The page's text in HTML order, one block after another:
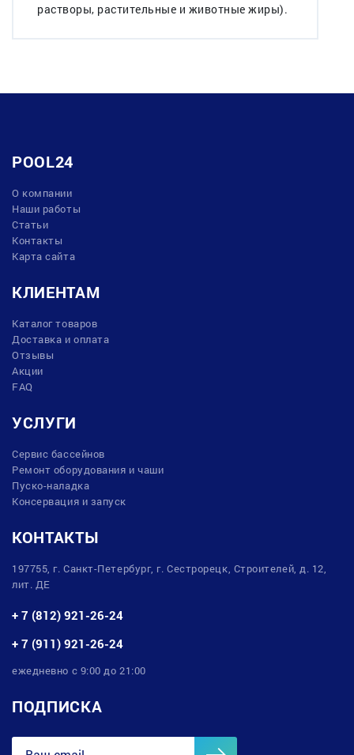
растворы, растительные и животные жиры).
POOL24
О компании
Наши работы
Статьи
Контакты
Карта сайта
КЛИЕНТАМ
Каталог товаров
Доставка и оплата
Отзывы
Акции
FAQ
УСЛУГИ
Сервис бассейнов
Ремонт оборудования и чаши
Пуско-наладка
Консервация и запуск
КОНТАКТЫ
197755, г. Санкт-Петербург, г. Сестрорецк, Строителей, д. 12,
лит. ДЕ
+ 7 (812) 921-26-24
+ 7 (911) 921-26-24
ежедневно с 9:00 до 21:00
ПОДПИСКА